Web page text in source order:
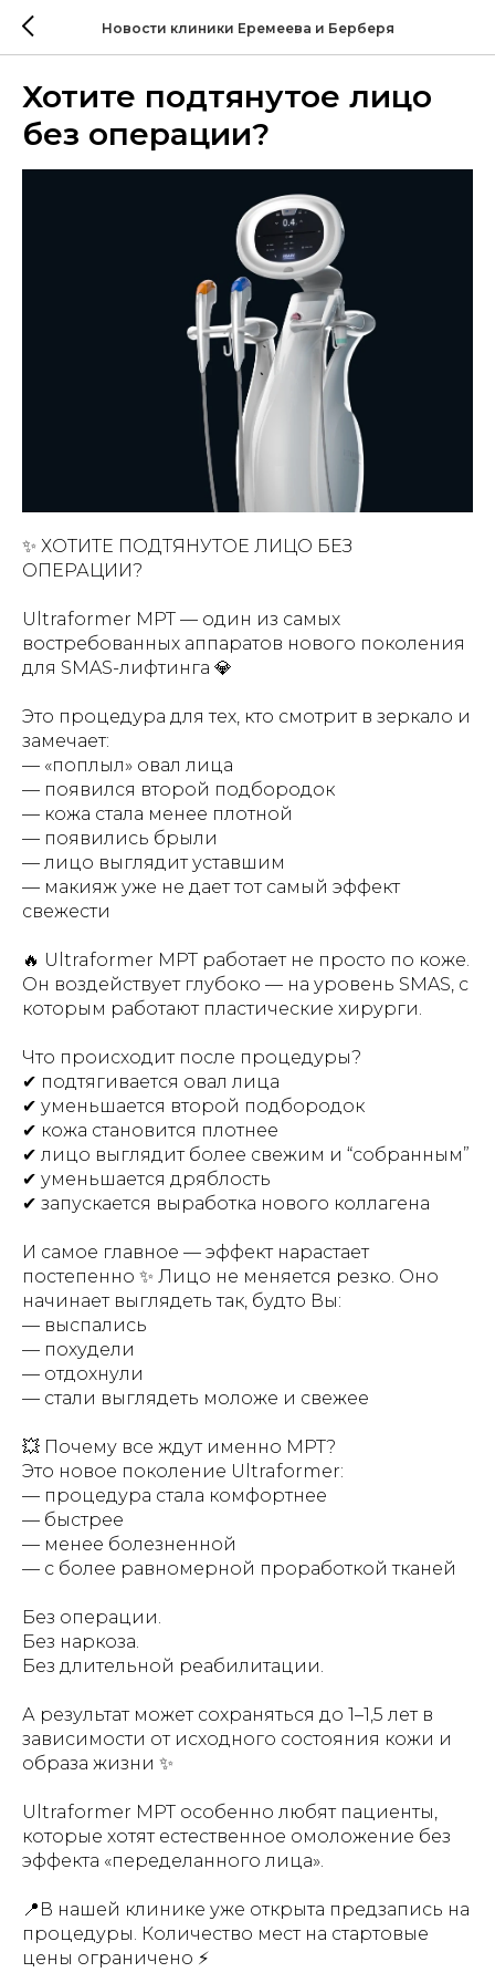
Новости клиники Еремеева и Берберя
Хотите подтянутое лицо
без операции?
✨ ХОТИТЕ ПОДТЯНУТОЕ ЛИЦО БЕЗ
ОПЕРАЦИИ?
Ultraformer MPT — один из самых
востребованных аппаратов нового поколения
для SMAS-лифтинга 💎
Это процедура для тех, кто смотрит в зеркало и
замечает:
— «поплыл» овал лица
— появился второй подбородок
— кожа стала менее плотной
— появились брыли
— лицо выглядит уставшим
— макияж уже не дает тот самый эффект
свежести
🔥 Ultraformer MPT работает не просто по коже.
Он воздействует глубоко — на уровень SMAS, с
которым работают пластические хирурги.
Что происходит после процедуры?
✔ подтягивается овал лица
✔ уменьшается второй подбородок
✔ кожа становится плотнее
✔ лицо выглядит более свежим и “собранным”
✔ уменьшается дряблость
✔ запускается выработка нового коллагена
И самое главное — эффект нарастает
постепенно ✨ Лицо не меняется резко. Оно
начинает выглядеть так, будто Вы:
— выспались
— похудели
— отдохнули
— стали выглядеть моложе и свежее
💥 Почему все ждут именно MPT?
Это новое поколение Ultraformer:
— процедура стала комфортнее
— быстрее
— менее болезненной
— с более равномерной проработкой тканей
Без операции.
Без наркоза.
Без длительной реабилитации.
А результат может сохраняться до 1–1,5 лет в
зависимости от исходного состояния кожи и
образа жизни ✨
Ultraformer MPT особенно любят пациенты,
которые хотят естественное омоложение без
эффекта «переделанного лица».
📍В нашей клинике уже открыта предзапись на
процедуры. Количество мест на стартовые
цены ограничено ⚡